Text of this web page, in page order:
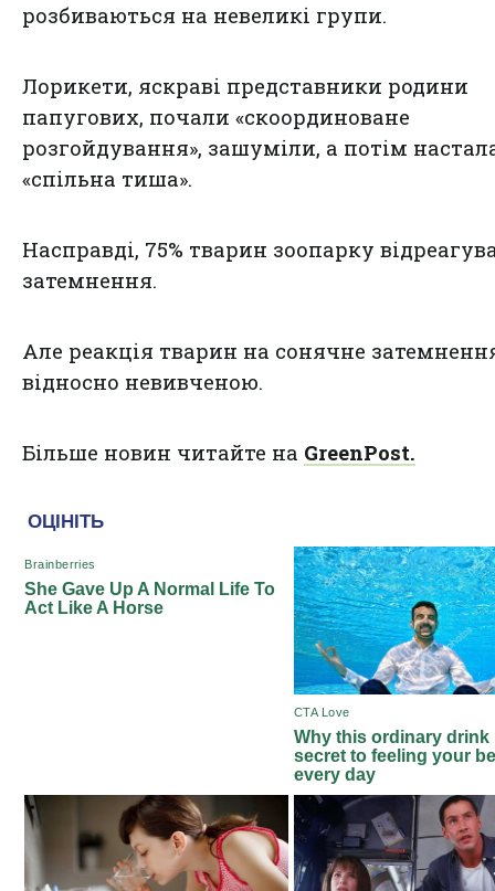
розбиваються на невеликі групи.
Лорикети, яскраві представники родини
папугових, почали «скоординоване
розгойдування», зашуміли, а потім
«спільна тиша».
Насправді, 75% тварин зоопарку
затемнення.
Але реакція тварин на сонячне
відносно невивченою.
Більше новин читайте на GreenPost.